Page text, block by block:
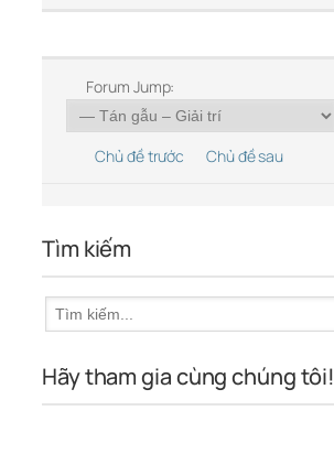
Forum Jump:
Chủ đề trước Chủ đề sau
Tìm kiếm
Hãy tham gia cùng chúng tôi!